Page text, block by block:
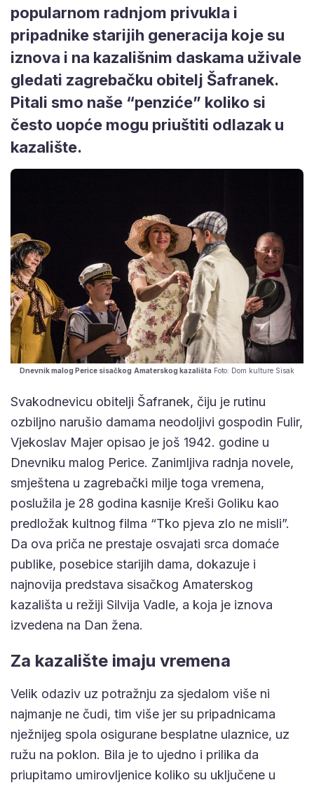
popularnom radnjom privukla i
pripadnike starijih generacija koje su
iznova i na kazališnim daskama uživale
gledati zagrebačku obitelj Šafranek.
Pitali smo naše “penziće” koliko si
često uopće mogu priuštiti odlazak u
kazalište.
Dnevnik malog Perice sisačkog Amaterskog kazališta Foto: Dom kulture Sisak
Svakodnevicu obitelji Šafranek, čiju je rutinu
ozbiljno narušio damama neodoljivi gospodin Fulir,
Vjekoslav Majer opisao je još 1942. godine u
Dnevniku malog Perice. Zanimljiva radnja novele,
smještena u zagrebački milje toga vremena,
poslužila je 28 godina kasnije Kreši Goliku kao
predložak kultnog filma “Tko pjeva zlo ne misli”.
Da ova priča ne prestaje osvajati srca domaće
publike, posebice starijih dama, dokazuje i
najnovija predstava sisačkog Amaterskog
kazališta u režiji Silvija Vadle, a koja je iznova
izvedena na Dan žena.
Za kazalište imaju vremena
Velik odaziv uz potražnju za sjedalom više ni
najmanje ne čudi, tim više jer su pripadnicama
nježnijeg spola osigurane besplatne ulaznice, uz
ružu na poklon. Bila je to ujedno i prilika da
priupitamo umirovljenice koliko su uključene u